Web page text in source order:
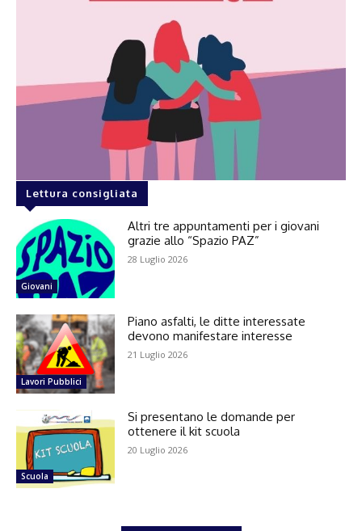
Lettura consigliata
Giovani
Altri tre appuntamenti per i giovani
grazie allo “Spazio PAZ”
28 Luglio 2026
Lavori Pubblici
Piano asfalti, le ditte interessate
devono manifestare interesse
21 Luglio 2026
Scuola
Si presentano le domande per
ottenere il kit scuola
20 Luglio 2026